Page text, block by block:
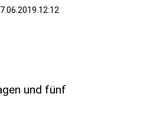
12:12
und fünf